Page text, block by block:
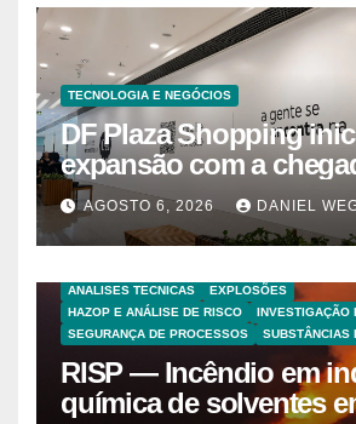
TECNOLOGIA E NEGÓCIOS
DF Plaza Shopping
expansão com a
grandes marcas e
de espaço infantil –
Capital
AGOSTO 6, 2026 DANIEL
ANALISES TECNICAS
EXPLOSÕES
HAZOP E ANÁLISE DE RISCO
INVESTIGAÇÃO
SEGURANÇA DE PROCESSOS
SUBSTÂNCIAS
RISP — Incêndio em
química de solventes